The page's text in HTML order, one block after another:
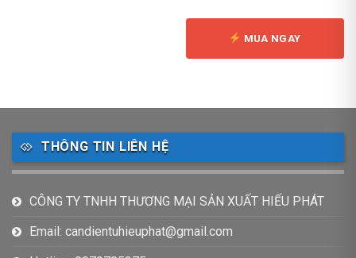
MUA NGAY
THÔNG TIN LIÊN HỆ
CÔNG TY TNHH THƯƠNG MẠI SẢN XUẤT HIẾU PHÁT
Email: candientuhieuphat@gmail.com